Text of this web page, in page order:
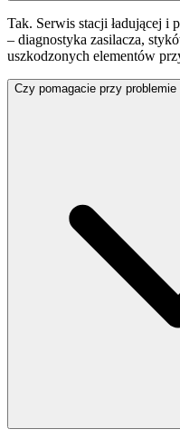
Tak. Serwis stacji ładującej i
– diagnostyka zasilacza,
uszkodzonych elementów
Czy pomagacie przy